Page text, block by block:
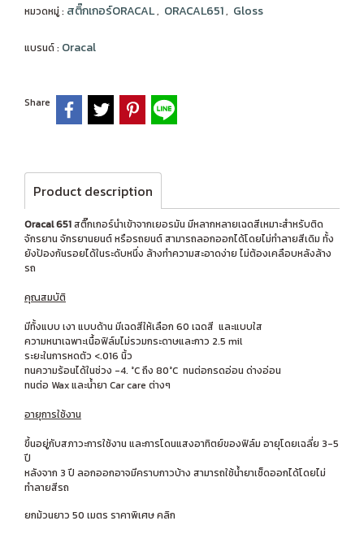
หมวดหมู่ : สติ๊กเกอร์ORACAL, ORACAL651, Gloss
แบรนด์ : Oracal
Share
Product description
Oracal 651สติ๊กเกอร์นำเข้าจากเยอรมัน มีหลากหลายเฉดสีเหมาะสำหรับติด
จักรยาน จักรยานยนต์ หรือรถยนต์ สามารถลอกออกได้โดยไม่ทำลายสีเดิม ทั้ง
ยังป้องกันรอยได้ในระดับหนึ่ง ล้างทำความสะอาดง่าย ไม่ต้องเคลือบหลังล้าง
รถ
คุณสมบัติ
มีทั้งแบบ เงา แบบด้าน มีเฉดสีให้เลือก 60 เฉดสี และแบบใส
ความหนาเฉพาะเนื้อฟิล์มไม่รวมกระดาษและกาว 2.5 mil
ระยะในการหดตัว <.016 นิ้ว
ทนความร้อนได้ในช่วง -4. °C ถึง 80°C ทนต่อกรดอ่อน ด่างอ่อน
ทนต่อ Wax และน้ำยา Car care ต่างๆ
อายุการใช้งาน
ขึ้นอยู่กับสภาวะการใช้งาน และการโดนแสงอาทิตย์ของฟิล์ม อายุโดยเฉลี่ย 3-5
ปี
หลังจาก 3 ปี ลอกออกอาจมีคราบกาวบ้าง สามารถใช้น้ำยาเช็ดออกได้โดยไม่
ทำลายสีรถ
ยกม้วนยาว 50 เมตร ราคาพิเศษ คลิก